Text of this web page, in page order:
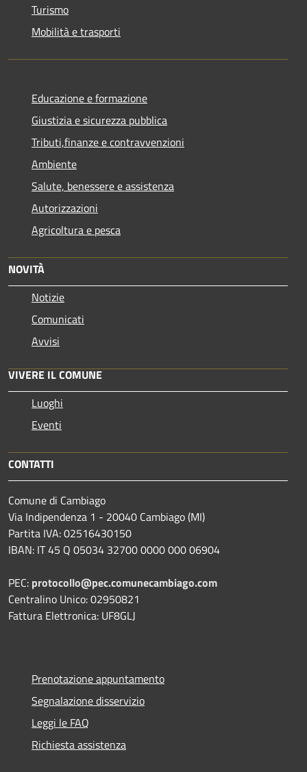
Turismo
Mobilità e trasporti
Educazione e formazione
Giustizia e sicurezza pubblica
Tributi,finanze e contravvenzioni
Ambiente
Salute, benessere e assistenza
Autorizzazioni
Agricoltura e pesca
NOVITÀ
Notizie
Comunicati
Avvisi
VIVERE IL COMUNE
Luoghi
Eventi
CONTATTI
Comune di Cambiago
Via Indipendenza 1 - 20040 Cambiago (MI)
Partita IVA: 02516430150
IBAN: IT 45 Q 05034 32700 0000 000 06904
PEC: protocollo@pec.comunecambiago.com
Centralino Unico: 02950821
Fattura Elettronica: UF8GLJ
Prenotazione appuntamento
Segnalazione disservizio
Leggi le FAQ
Richiesta assistenza